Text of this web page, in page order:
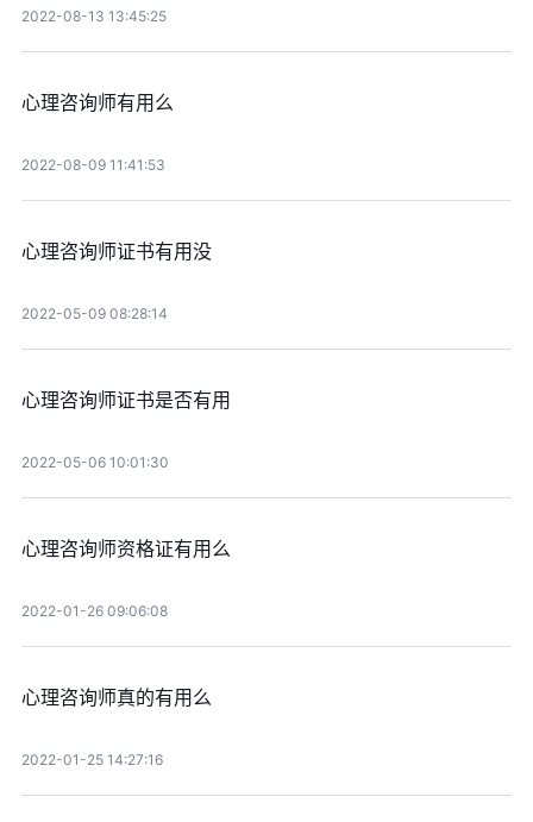
2022-08-13 13:45:25
心理咨询师有用么
2022-08-09 11:41:53
心理咨询师证书有用没
2022-05-09 08:28:14
心理咨询师证书是否有用
2022-05-06 10:01:30
心理咨询师资格证有用么
2022-01-26 09:06:08
心理咨询师真的有用么
2022-01-25 14:27:16